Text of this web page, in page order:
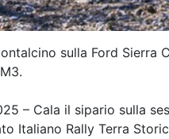
sulla Ford
– Cala il sipario sulla
Italiano Rally Terra